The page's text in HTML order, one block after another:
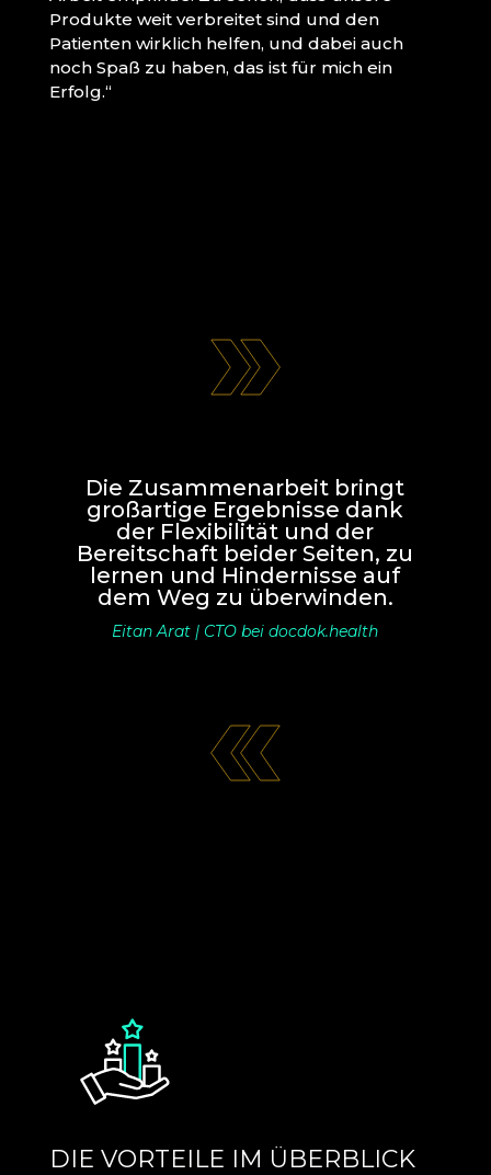
Produkte weit verbreitet sind und den
Patienten wirklich helfen, und dabei auch
noch Spaß zu haben, das ist für mich ein
Erfolg.“
Die Zusammenarbeit bringt
großartige Ergebnisse dank
der Flexibilität und der
Bereitschaft beider Seiten, zu
lernen und Hindernisse auf
dem Weg zu überwinden.
Eitan Arat | CTO bei docdok.health
DIE VORTEILE IM ÜBERBLICK